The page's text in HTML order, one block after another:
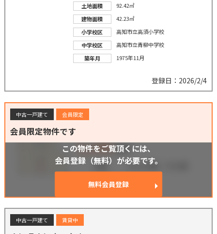
土地面積
92.42㎡
建物面積
42.23㎡
小学校区
高知市立高須小学校
中学校区
高知市立青柳中学校
築年月
1975年11月
登録日：2026/2/4
中古一戸建て 会員限定
会員限定物件です
この物件をご覧頂くには、
会員登録（無料）が必要です。
無料会員登録
中古一戸建て 賃貸中